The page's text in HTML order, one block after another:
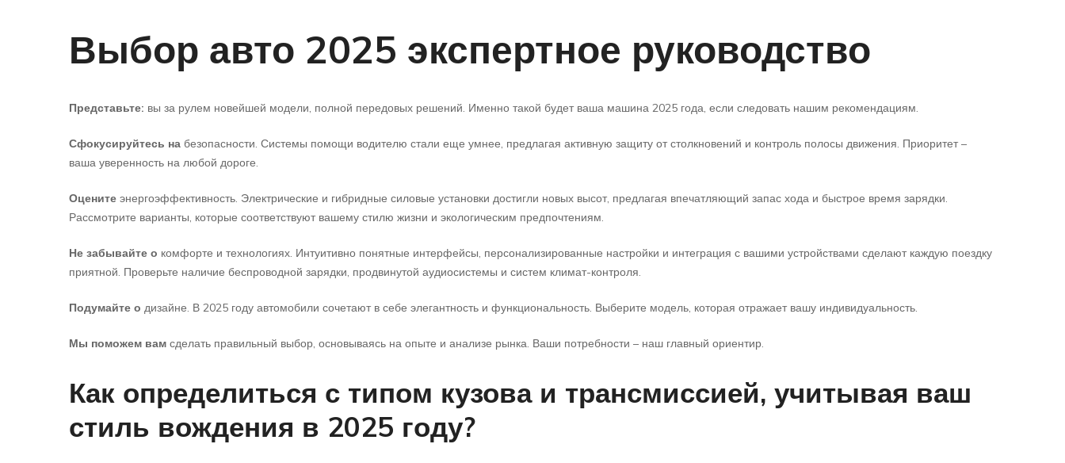
Выбор авто 2025 экспертное руководство
Представьте: вы за рулем новейшей модели, полной передовых решений. Именно такой будет ваша машина 2025 года, если следовать нашим рекомендациям.
Сфокусируйтесь на безопасности. Системы помощи водителю стали еще умнее, предлагая активную защиту от столкновений и контроль полосы движения. Приоритет –
ваша уверенность на любой дороге.
Оцените энергоэффективность. Электрические и гибридные силовые установки достигли новых высот, предлагая впечатляющий запас хода и быстрое время зарядки.
Рассмотрите варианты, которые соответствуют вашему стилю жизни и экологическим предпочтениям.
Не забывайте о комфорте и технологиях. Интуитивно понятные интерфейсы, персонализированные настройки и интеграция с вашими устройствами сделают каждую поездку
приятной. Проверьте наличие беспроводной зарядки, продвинутой аудиосистемы и систем климат-контроля.
Подумайте о дизайне. В 2025 году автомобили сочетают в себе элегантность и функциональность. Выберите модель, которая отражает вашу индивидуальность.
Мы поможем вам сделать правильный выбор, основываясь на опыте и анализе рынка. Ваши потребности – наш главный ориентир.
Как определиться с типом кузова и трансмиссией, учитывая ваш
стиль вождения в 2025 году?